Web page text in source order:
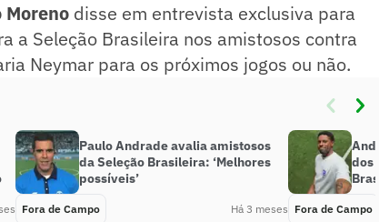
Moreno disse em entrevista exclusiva para
a Seleção Brasileira nos amistosos contra
Neymar para os próximos jogos ou não.
Paulo Andrade avalia amistosos
da Seleção Brasileira: ‘Melhores
possíveis’
Fora de Campo Há 3 meses
dos
Fora de Campo